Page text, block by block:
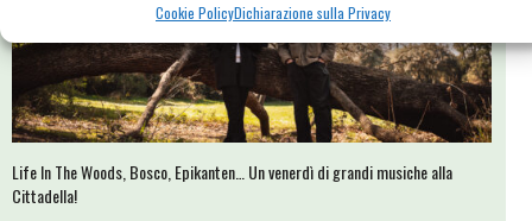
Cookie PolicyDichiarazione sulla Privacy
Life In The Woods, Bosco, Epikanten… Un venerdì di grandi musiche alla
Cittadella!